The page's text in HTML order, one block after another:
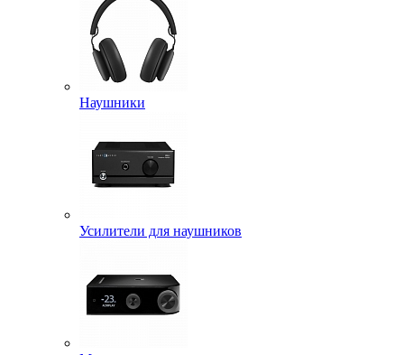
Наушники
Усилители для наушников